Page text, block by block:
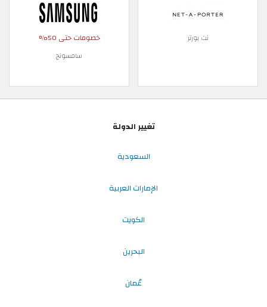
نت بورتر خصومات حتى 50%
سامسونج
تغيير الدولة
السعودية
الإمارات العربية
الكويت
البحرين
عُمان